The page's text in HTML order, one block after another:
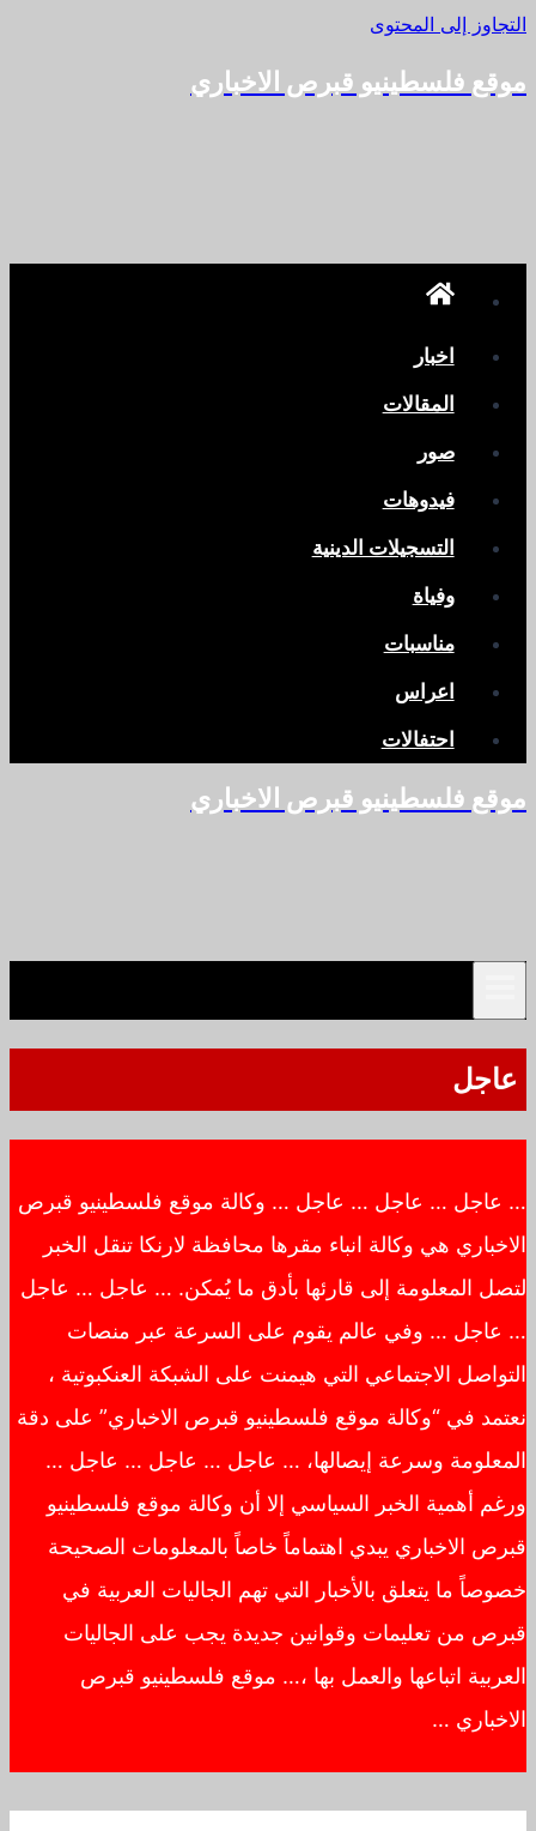
التجاوز إلى المحتوى
موقع فلسطينيو قبرص الاخباري
اخبار
المقالات
صور
فيدوهات
التسجيلات الدينية
وفياة
مناسبات
اعراس
احتفالات
موقع فلسطينيو قبرص الاخباري
عاجل
… عاجل … عاجل … عاجل … وكالة موقع فلسطينيو قبرص
الاخباري هي وكالة انباء مقرها محافظة لارنكا تنقل الخبر
لتصل المعلومة إلى قارئها بأدق ما يُمكن. … عاجل … عاجل
… عاجل … وفي عالم يقوم على السرعة عبر منصات
التواصل الاجتماعي التي هيمنت على الشبكة العنكبوتية ،
نعتمد في “وكالة موقع فلسطينيو قبرص الاخباري” على دقة
المعلومة وسرعة إيصالها، … عاجل … عاجل … عاجل …
ورغم أهمية الخبر السياسي إلا أن وكالة موقع فلسطينيو
قبرص الاخباري يبدي اهتماماً خاصاً بالمعلومات الصحيحة
خصوصاً ما يتعلق بالأخبار التي تهم الجاليات العربية في
قبرص من تعليمات وقوانين جديدة يجب على الجاليات
العربية اتباعها والعمل بها ،… موقع فلسطينيو قبرص
الاخباري …